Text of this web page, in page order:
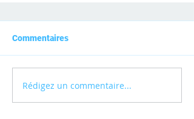
Commentaires
Rédigez un commentaire...